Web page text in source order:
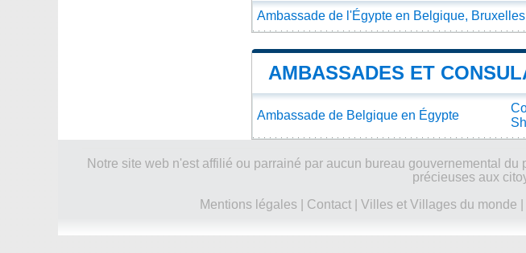
Ambassade de l'Égypte en Belgique, Bruxelles
AMBASSADES ET
Ambassade de Belgique en Égypte
Notre site web n'est affilié ou parrainé par aucun bureau gouvernemental
précieuses aux
Mentions légales| Contact| Villes et Villages du monde